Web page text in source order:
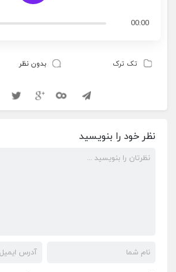
00:00
تک ترک بدون نظر
نظر خود را بنویسید